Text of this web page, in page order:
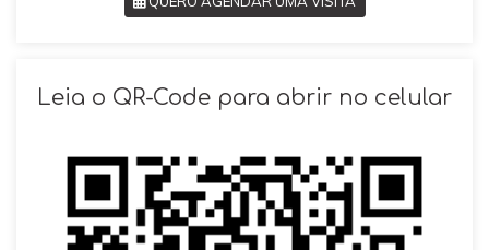
Leia o QR-Code para abrir no celular